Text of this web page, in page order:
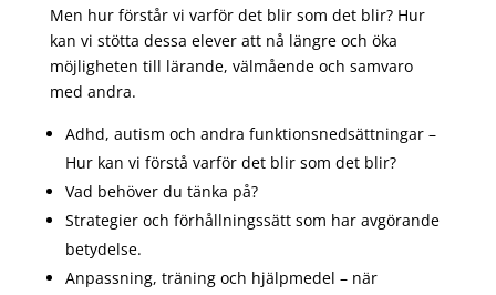
Men hur förstår vi varför det blir som det blir? Hur
kan vi stötta dessa elever att nå längre och öka
möjligheten till lärande, välmående och samvaro
med andra.
Adhd, autism och andra funktionsnedsättningar –
Hur kan vi förstå varför det blir som det blir?
Vad behöver du tänka på?
Strategier och förhållningssätt som har avgörande
betydelse.
Anpassning, träning och hjälpmedel – när